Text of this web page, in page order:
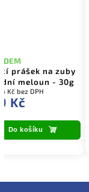
prášek na zuby
meloun - 30g
Kč bez DPH
Kč
Do košíku